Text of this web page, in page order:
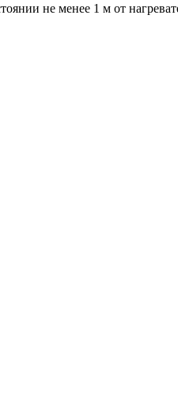
не менее 1 м от